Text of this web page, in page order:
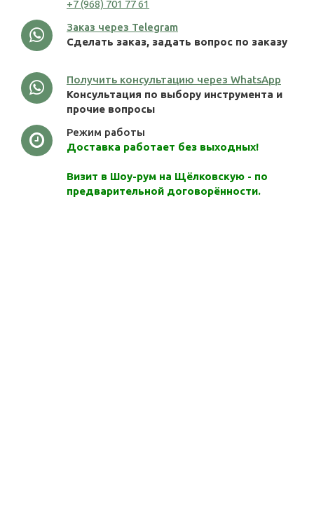
+7 (968) 701 77 61
Заказ через Telegram
Сделать заказ, задать вопрос по заказу
Получить консультацию через WhatsApp
Консультация по выбору инструмента и
прочие вопросы
Режим работы
Доставка работает без выходных!
Визит в Шоу-рум на Щёлковскую - по
предварительной договорённости.